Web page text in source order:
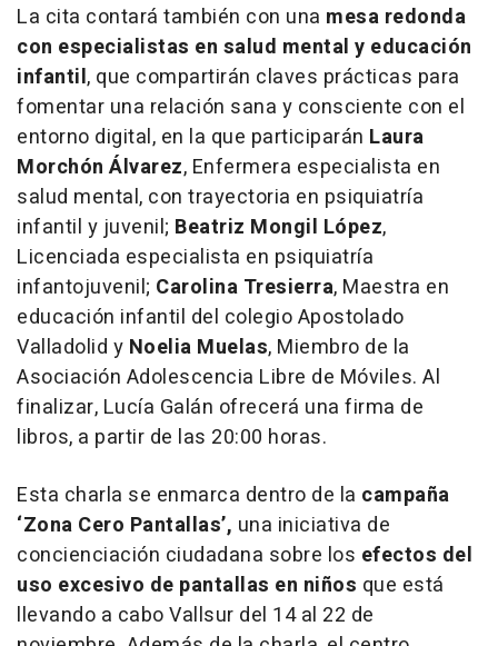
La cita contará también con una mesa redonda
con especialistas en salud mental y educación
infantil, que compartirán claves prácticas para
fomentar una relación sana y consciente con el
entorno digital, en la que participarán Laura
Morchón Álvarez, Enfermera especialista en
salud mental, con trayectoria en psiquiatría
infantil y juvenil; Beatriz Mongil López,
Licenciada especialista en psiquiatría
infantojuvenil; Carolina Tresierra, Maestra en
educación infantil del colegio Apostolado
Valladolid y Noelia Muelas, Miembro de la
Asociación Adolescencia Libre de Móviles. Al
finalizar, Lucía Galán ofrecerá una firma de
libros, a partir de las 20:00 horas.
Esta charla se enmarca dentro de la campaña
‘Zona Cero Pantallas’, una iniciativa de
concienciación ciudadana sobre los efectos del
uso excesivo de pantallas en niños que está
llevando a cabo Vallsur del 14 al 22 de